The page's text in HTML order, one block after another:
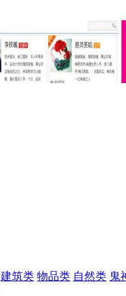
建筑类 物品类 自然类 鬼